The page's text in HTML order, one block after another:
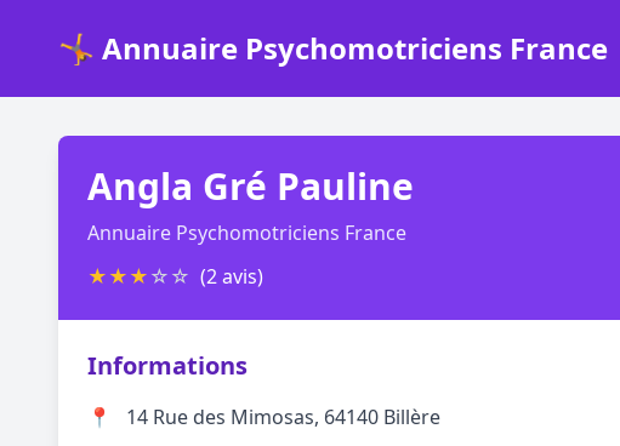
🤸 Annuaire Psychomotriciens France
Angla Gré Pauline
Annuaire Psychomotriciens France
★★★☆☆ (2 avis)
Informations
📍
14 Rue des Mimosas, 64140 Billère